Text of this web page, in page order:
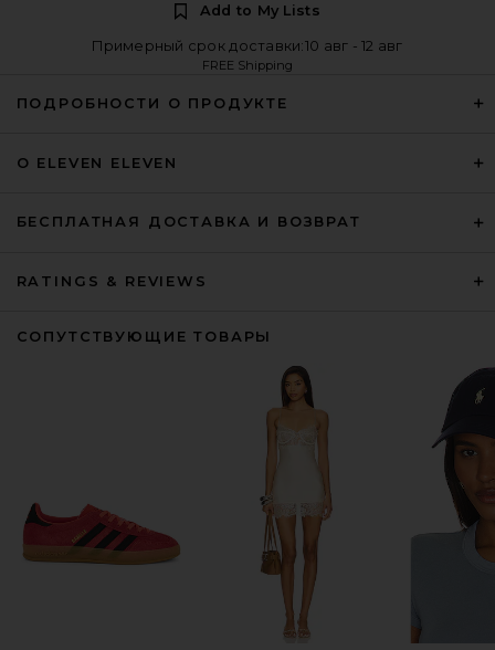
Add to My Lists
Примерный срок доставки:10 авг - 12 авг
FREE Shipping
ПОДРОБНОСТИ О ПРОДУКТЕ
О ELEVEN ELEVEN
БЕСПЛАТНАЯ ДОСТАВКА И ВОЗВРАТ
RATINGS & REVIEWS
СОПУТСТВУЮЩИЕ ТОВАРЫ